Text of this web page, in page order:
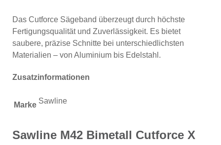
Das Cutforce Sägeband überzeugt durch höchste
Fertigungsqualität und Zuverlässigkeit. Es bietet
saubere, präzise Schnitte bei unterschiedlichsten
Materialien – von Aluminium bis Edelstahl.
Zusatzinformationen
Marke Sawline
Sawline M42 Bimetall Cutforce X